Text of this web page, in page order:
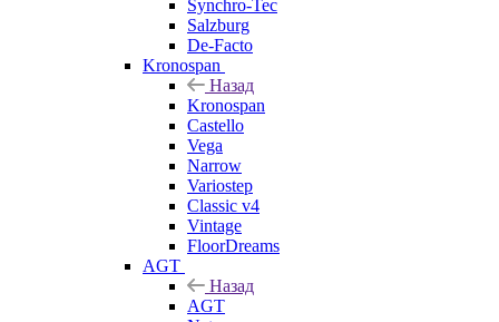
Synchro-Tec
Salzburg
De-Facto
Kronospan
Назад
Kronospan
Castello
Vega
Narrow
Variostep
Classic v4
Vintage
FloorDreams
AGT
Назад
AGT